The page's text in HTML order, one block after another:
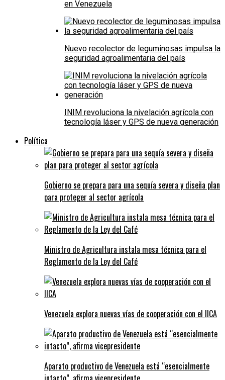
en Venezuela
Nuevo recolector de leguminosas impulsa la
seguridad agroalimentaria del país
INIM revoluciona la nivelación agrícola con
tecnología láser y GPS de nueva generación
Política
Gobierno se prepara para una sequía severa y diseña plan
para proteger al sector agrícola
Ministro de Agricultura instala mesa técnica para el
Reglamento de la Ley del Café
Venezuela explora nuevas vías de cooperación con el IICA
Aparato productivo de Venezuela está “esencialmente